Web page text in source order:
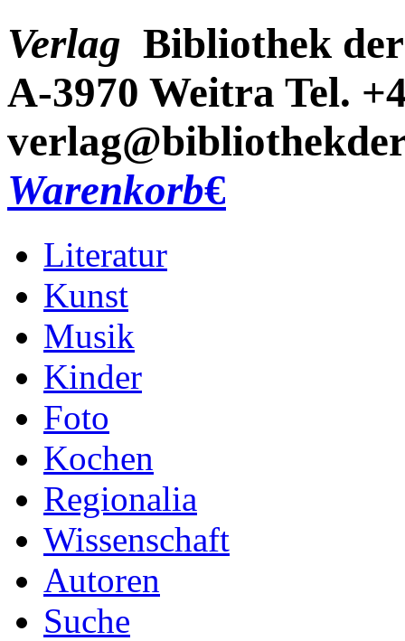
Verlag Bibliothek
A-3970 Weitra Tel.
Warenkorb€
Literatur
Kunst
Musik
Kinder
Foto
Kochen
Regionalia
Wissenschaft
Autoren
Suche